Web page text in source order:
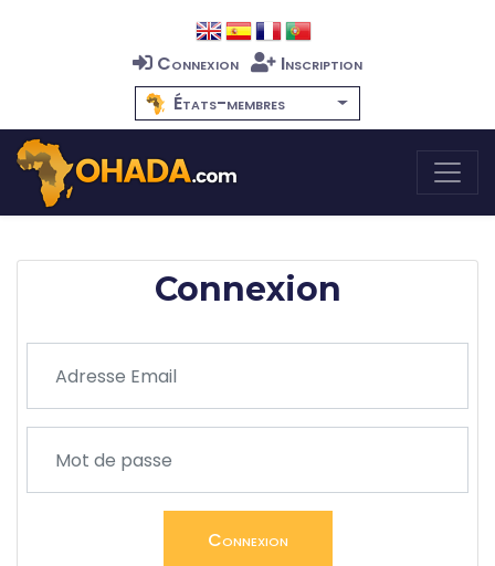
Connexion
Inscription
États-membres
Connexion
Connexion